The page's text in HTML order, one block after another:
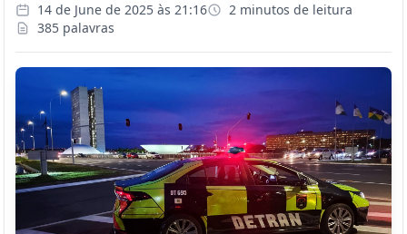
14 de June de 2025 às 21:16
2 minutos de leitura
385 palavras